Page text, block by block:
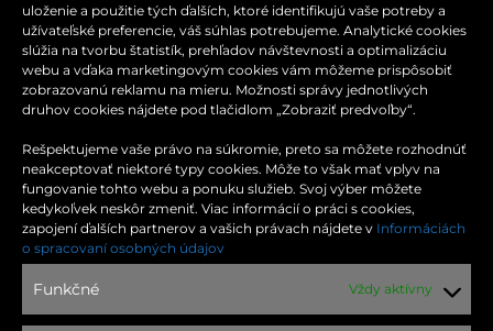
uloženie a použitie tých ďalších, ktoré identifikujú vaše potreby a
užívateľské preferencie, váš súhlas potrebujeme. Analytické cookies
slúžia na tvorbu štatistík, prehľadov návštevnosti a optimalizáciu
webu a vďaka marketingovým cookies vám môžeme prispôsobiť
zobrazovanú reklamu na mieru. Možnosti správy jednotlivých
druhov cookies nájdete pod tlačidlom „Zobraziť predvoľby“.
Rešpektujeme vaše právo na súkromie, preto sa môžete rozhodnúť
neakceptovať niektoré typy cookies. Môže to však mať vplyv na
fungovanie tohto webu a ponuku služieb. Svoj výber môžete
kedykoľvek neskôr zmeniť. Viac informácií o práci s cookies,
zapojení ďalších partnerov a vašich právach nájdete v Informáciách
o spracovaní osobných údajov
Funkčné Vždy aktívny
KONTAKT
Moldavská cesta 32